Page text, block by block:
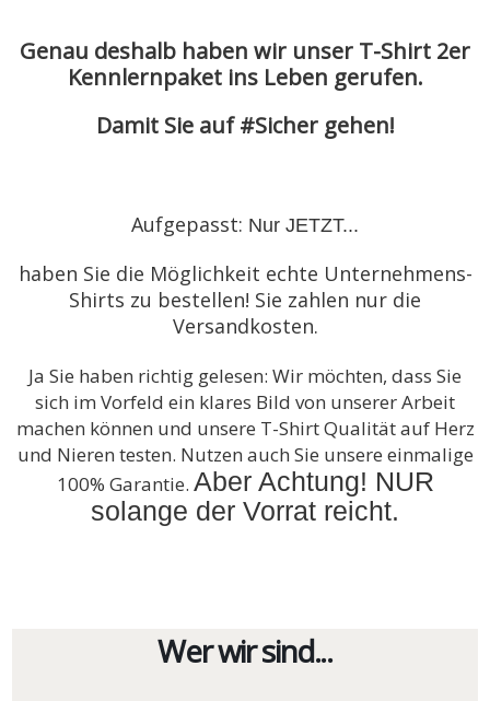
Genau deshalb haben wir unser T-Shirt 2er
Kennlernpaket ins Leben gerufen.
Damit Sie auf #Sicher gehen!
Aufgepasst: Nur JETZT...
haben Sie die Möglichkeit echte Unternehmens-
Shirts zu bestellen! Sie zahlen nur die
Versandkosten.
Ja Sie haben richtig gelesen: Wir möchten, dass Sie
sich im Vorfeld ein klares Bild von unserer Arbeit
machen können und unsere T-Shirt Qualität auf Herz
und Nieren testen. Nutzen auch Sie unsere einmalige
100% Garantie. Aber Achtung! NUR
solange der Vorrat reicht.
Wer wir sind...